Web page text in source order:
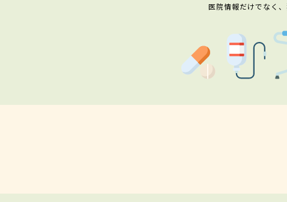
医院情報だけでなく